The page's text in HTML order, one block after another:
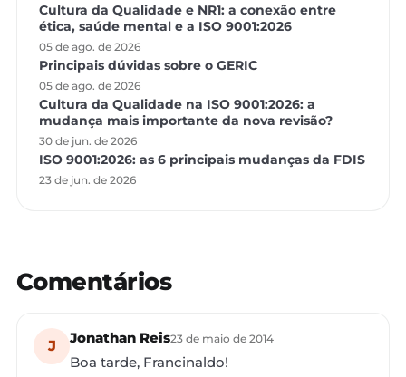
Cultura da Qualidade e NR1: a conexão entre
ética, saúde mental e a ISO 9001:2026
05 de ago. de 2026
Principais dúvidas sobre o GERIC
05 de ago. de 2026
Cultura da Qualidade na ISO 9001:2026: a
mudança mais importante da nova revisão?
30 de jun. de 2026
ISO 9001:2026: as 6 principais mudanças da FDIS
23 de jun. de 2026
Comentários
J Jonathan Reis23 de maio de 2014
Boa tarde, Francinaldo!